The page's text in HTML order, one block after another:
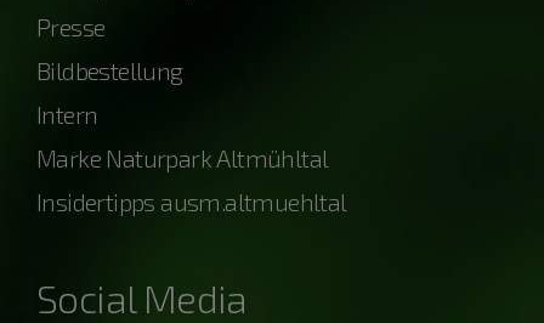
Presse
Bildbestellung
Intern
Marke Naturpark Altmühltal
Insidertipps ausm.altmuehltal
Social Media